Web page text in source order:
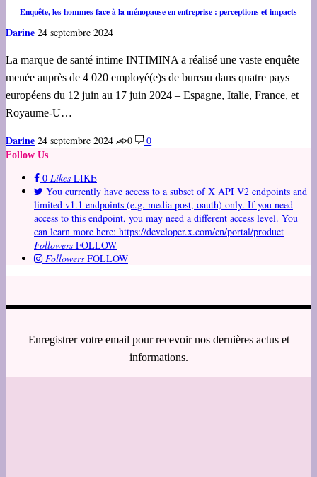
Enquête, les hommes face à la ménopause en entreprise : perceptions et impacts
Darine 24 septembre 2024
La marque de santé intime INTIMINA a réalisé une vaste enquête
menée auprès de 4 020 employé(e)s de bureau dans quatre pays
européens du 12 juin au 17 juin 2024 – Espagne, Italie, France, et
Royaume-U…
Darine 24 septembre 2024 0 0
Follow Us
0 Likes LIKE
You currently have access to a subset of X API V2 endpoints and
limited v1.1 endpoints (e.g. media post, oauth) only. If you need
access to this endpoint, you may need a different access level. You
can learn more here: https://developer.x.com/en/portal/product
Followers FOLLOW
Followers FOLLOW
Enregistrer votre email pour recevoir nos dernières actus et
informations.